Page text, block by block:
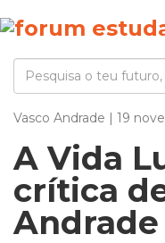
Vasco Andrade | 19
A Vida
crítica
Andrade